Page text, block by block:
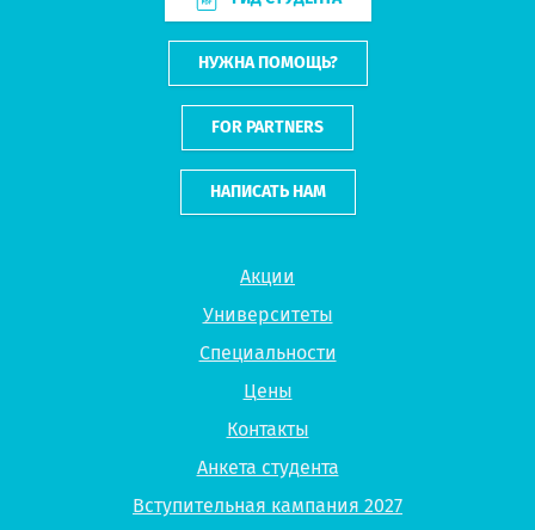
Акции
Университеты
Специальности
Цены
Контакты
Анкета студента
Вступительная кампания 2027
НУЖНА ПОМОЩЬ?
FOR PARTNERS
НАПИСАТЬ НАМ